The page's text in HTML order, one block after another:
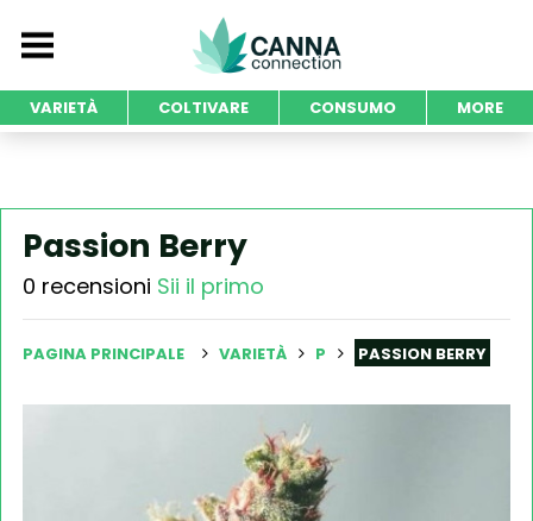
VARIETÀ COLTIVARE CONSUMO MORE
Passion Berry
0 recensioni Sii il primo
PAGINA PRINCIPALE VARIETÀ P PASSION BERRY